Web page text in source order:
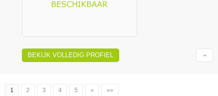
BEKIJK VOLLEDIG PROFIEL
1 2 3 4 5 » »»